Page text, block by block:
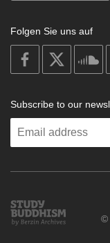
Folgen Sie uns auf
on
facebook
Subscribe to our
Enter
Study
Buddhism
©